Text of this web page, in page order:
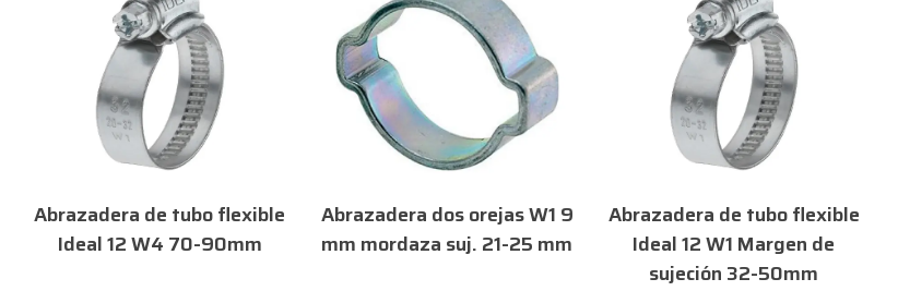
Abrazadera de tubo flexible
Ideal 12 W4 70-90mm
Abrazadera dos orejas W1 9
mm mordaza suj. 21-25 mm
Abrazadera de tubo flexible
Ideal 12 W1 Margen de
sujeción 32-50mm